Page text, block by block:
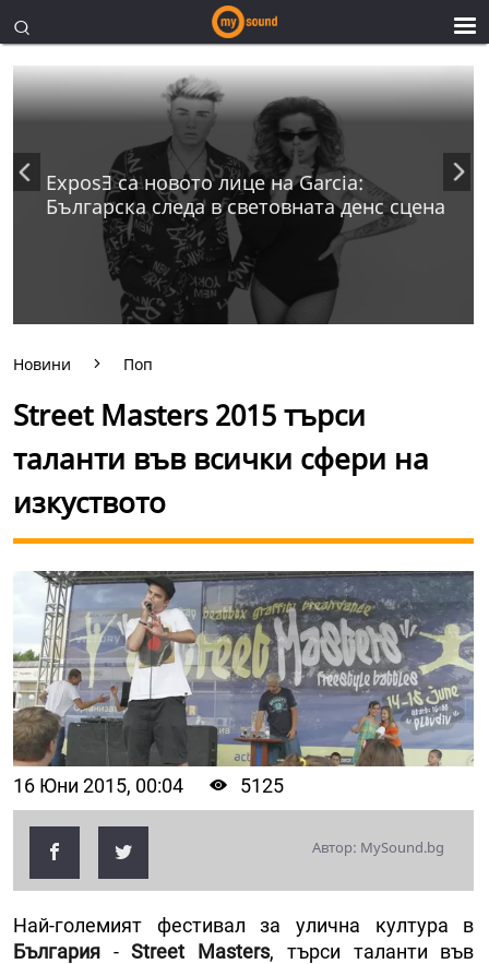
ExposƎ са новото лице на Garcia:
Българска следа в световната денс сцена
Новини Поп
Street Masters 2015 търси
таланти във всички сфери на
изкуството
16 Юни 2015, 00:04 5125
Автор: MySound.bg
Най-големият фестивал за улична култура в
България -Street Masters, търси таланти във